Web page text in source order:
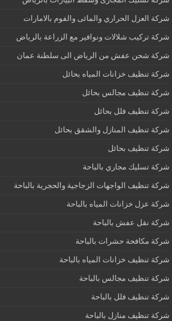
شركة العزل الحراري والمائى والفوم بالامارات
شركة تركيب شلالات ونوافير مع الزراعة بالرياض
شركة شحن عفش من الرياض الى سلطنة عمان
شركة تنظيف خزانات المياه بحائل
شركة تنظيف مجالس بحائل
شركة تنظيف فلل بحائل
شركة تنظيف المنازل والشقق بحائل
شركة تنظيف بحائل
شركة تسليك مجاري بالباحة
شركة تنظيف الواجهات الزجاجية والحجرية بالباحة
شركة عزل خزانات المياه بالباحة
شركة نقل عفش بالباحة
شركة مكافحة حشرات بالباحة
شركة تنظيف خزانات المياه بالباحة
شركة تنظيف مجالس بالباحة
شركة تنظيف فلل بالباحة
شركة تنظيف منازل بالباحة